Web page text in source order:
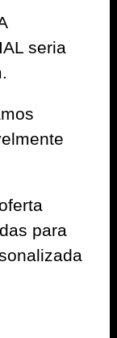
seria
para